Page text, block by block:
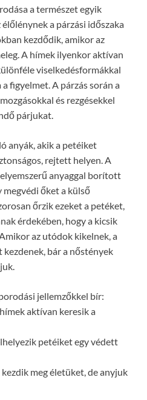
a természet egyik
a párzási időszaka
kezdődik, amikor az
A hímek ilyenkor aktívan
viselkedésformákkal
figyelmet. A párzás során a
és rezgésekkel
párjukat.
anyák, akik a petéiket
rejtett helyen. A
anyaggal borított
őket a külső
őrzik ezeket a petéket,
érdekében, hogy a kicsik
az utódok kikelnek, a
bár a nőstények
jellemzőkkel bír:
aktívan keresik a
petéiket egy védett
meg életüket, de anyjuk